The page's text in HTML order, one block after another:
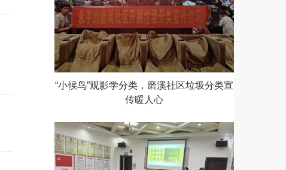
“小候鸟”观影学分类，磨溪社区垃圾分类宣
传暖人心